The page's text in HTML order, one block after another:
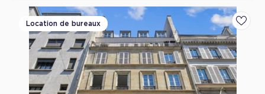
Location de bureaux